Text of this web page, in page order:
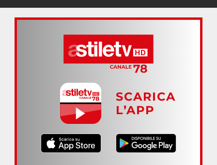
SCARICA
L’APP